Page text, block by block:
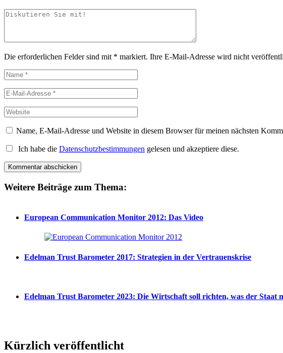
Die erforderlichen Felder sind mit * markiert. Ihre E-Mail-Adresse wird nicht
Name, E-Mail-Adresse und Website in diesem Browser für meinen nächsten
Ich habe die Datenschutzbestimmungen gelesen und akzeptiere diese.
Weitere Beiträge zum Thema:
European Communication Monitor 2012: Das Video
Edelman Trust Barometer 2017: Strategien in der Vertrauenskrise
Edelman Trust Barometer 2023: Die Wirtschaft soll richten, was der Staat
Kürzlich veröffentlicht